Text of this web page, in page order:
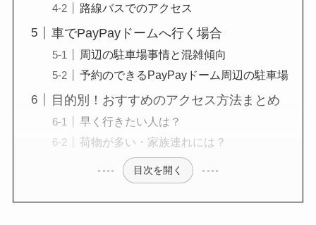
路線バスでのアクセス
車でPayPayドームへ行く場合
周辺の駐車場事情と混雑傾向
予約のできるPayPayドーム周辺の駐車場
目的別！おすすめのアクセス方法まとめ
早く行きたい人は？
荷物が多い・家族連れには？
目次を開く